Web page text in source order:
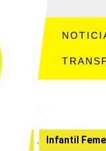
, Infantil